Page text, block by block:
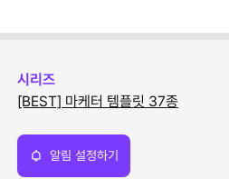
시리즈
[BEST] 마케터 템플릿 37종
알림 설정하기